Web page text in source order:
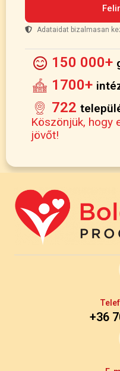
Adataidat bizalmasan
150 000+
1700+
722
Köszönjük, hogy
jövőt!
+36